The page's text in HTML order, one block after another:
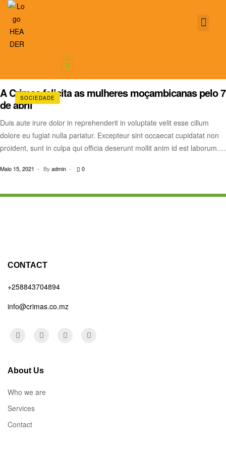
0
SOCIEDADE
A Crimas felicita as mulheres moçambicanas pelo 7
de abril
Duis aute irure dolor in reprehenderit in voluptate velit esse cillum
dolore eu fugiat nulla pariatur. Excepteur sint occaecat cupidatat non
proident, sunt in culpa qui officia deserunt mollit anim id est laborum.
accusantium doloremque laudantium.
Maio 15, 2021 By admin 0
About Us
Who we are
Services
Contact
CONTACT
+258843704894
info@crimas.co.mz